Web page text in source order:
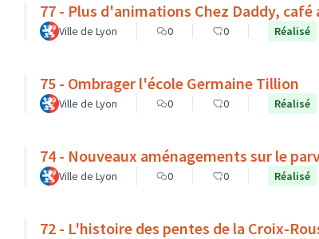
77 - Plus d'animations Chez Daddy,
Ville de Lyon 0 0 Réalisé
75 - Ombrager l'école Germaine Tillion
Ville de Lyon 0 0 Réalisé
74 - Nouveaux aménagements sur le
Ville de Lyon 0 0 Réalisé
72 - L'histoire des pentes de la Croix-